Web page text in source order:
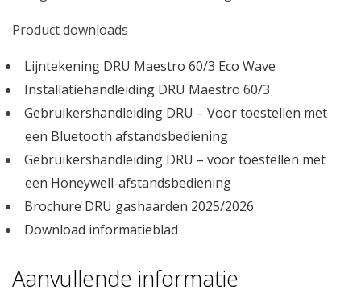
Product downloads
Lijntekening DRU Maestro 60/3 Eco Wave
Installatiehandleiding DRU Maestro 60/3
Gebruikershandleiding DRU – Voor toestellen met
een Bluetooth afstandsbediening
Gebruikershandleiding DRU – voor toestellen met
een Honeywell-afstandsbediening
Brochure DRU gashaarden 2025/2026
Download informatieblad
Aanvullende informatie